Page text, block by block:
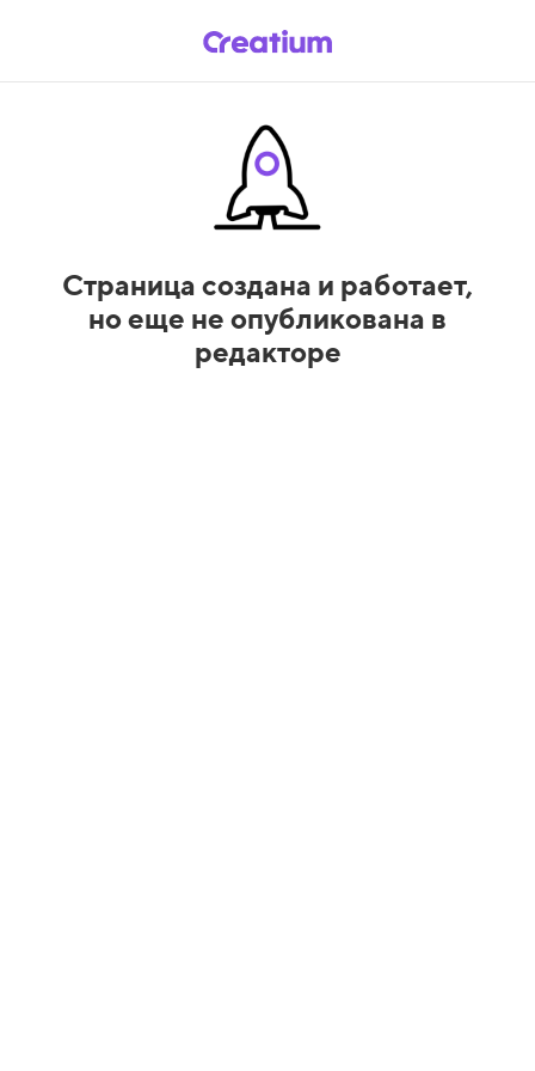
Страница создана и работает,
но еще не опубликована в
редакторе